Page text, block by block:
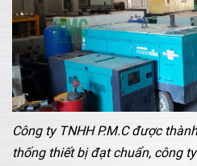
Công ty TNHH P.M.C được
thống thiết bị đạt chuẩn, công